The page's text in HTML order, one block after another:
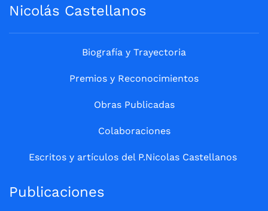
Nicolás Castellanos
Biografía y Trayectoria
Premios y Reconocimientos
Obras Publicadas
Colaboraciones
Escritos y artículos del P.Nicolas Castellanos
Publicaciones